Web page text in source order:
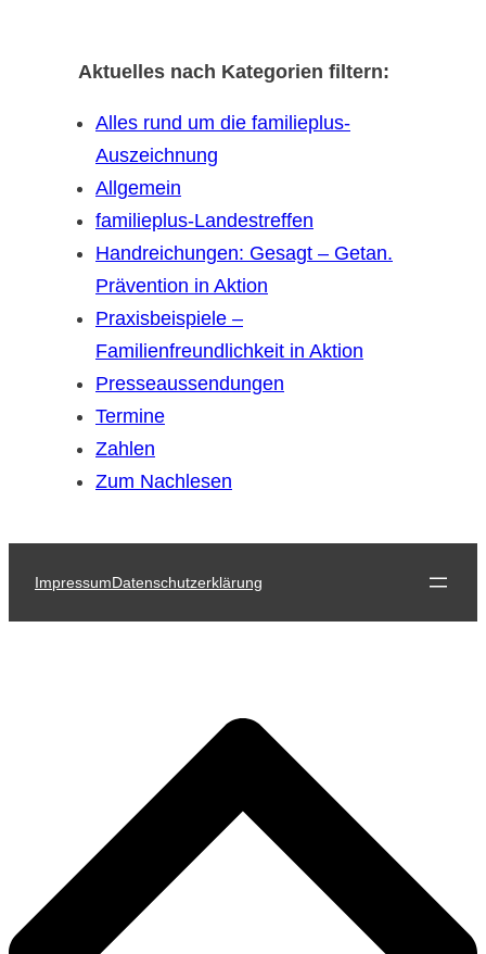
Aktuelles nach Kategorien filtern:
Alles rund um die familieplus-
Auszeichnung
Allgemein
familieplus-Landestreffen
Handreichungen: Gesagt – Getan.
Prävention in Aktion
Praxisbeispiele –
Familienfreundlichkeit in Aktion
Presseaussendungen
Termine
Zahlen
Zum Nachlesen
ImpressumDatenschutzerklärung